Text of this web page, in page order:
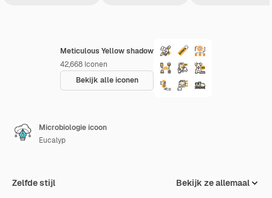
Meticulous Yellow shadow
42,668 Iconen
Bekijk alle iconen
Microbiologie icoon
Eucalyp
Zelfde stijl Bekijk ze allemaal